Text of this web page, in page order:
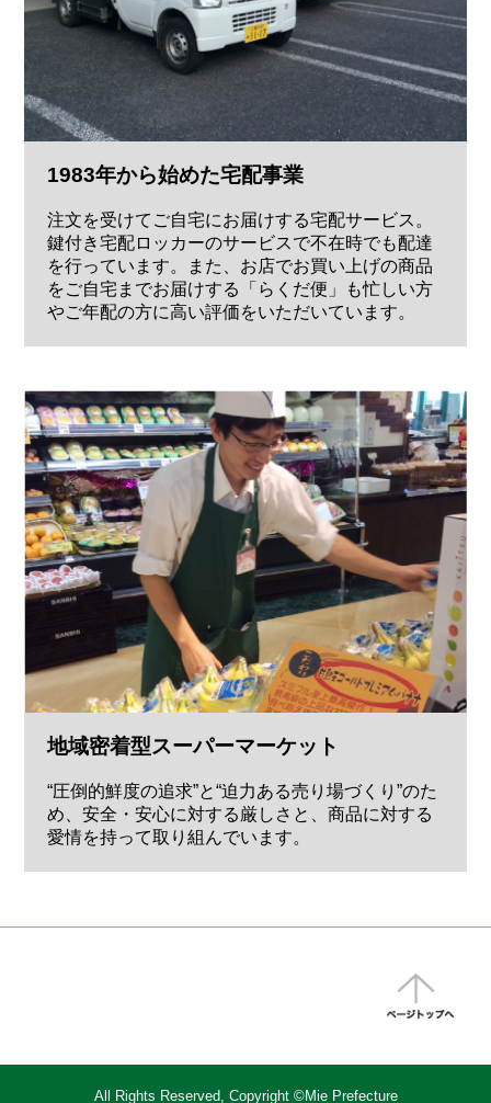
1983年から始めた宅配事業
注文を受けてご自宅にお届けする宅配サービス。
鍵付き宅配ロッカーのサービスで不在時でも配達
を行っています。また、お店でお買い上げの商品
をご自宅までお届けする「らくだ便」も忙しい方
やご年配の方に高い評価をいただいています。
地域密着型スーパーマーケット
“圧倒的鮮度の追求”と“迫力ある売り場づくり”のた
め、安全・安心に対する厳しさと、商品に対する
愛情を持って取り組んでいます。
All Rights Reserved, Copyright ©Mie Prefecture